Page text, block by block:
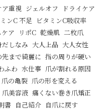
ア重視 ジェルオフ
ドライケア
ンC 不足 ビタミンC吸収率
ア リポC 乾燥肌 二枚爪
しなみ 大人上品 大人女性
先まで綺麗に 指の周りが硬い
ふわ 水仕事 爪が割れる原因
爪の亀裂 爪の形を変える
爪美容液 痛くない巻き爪矯正
書 自己紹介 自爪に戻す